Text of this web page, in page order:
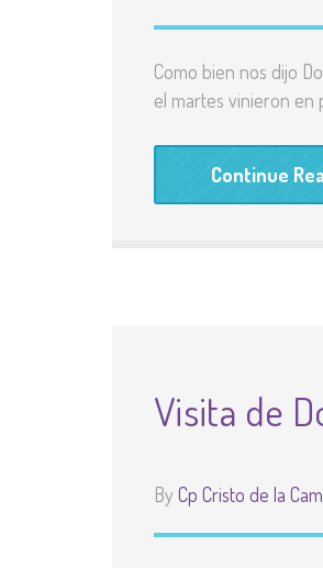
Como bien nos dijo
el martes vinieron en
Continue
Visita de
By Cp Cristo de la